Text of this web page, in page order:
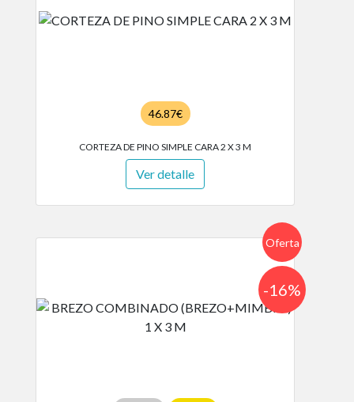
46.87€
CORTEZA DE PINO SIMPLE CARA 2 X 3 M
Ver detalle
Oferta
-16%